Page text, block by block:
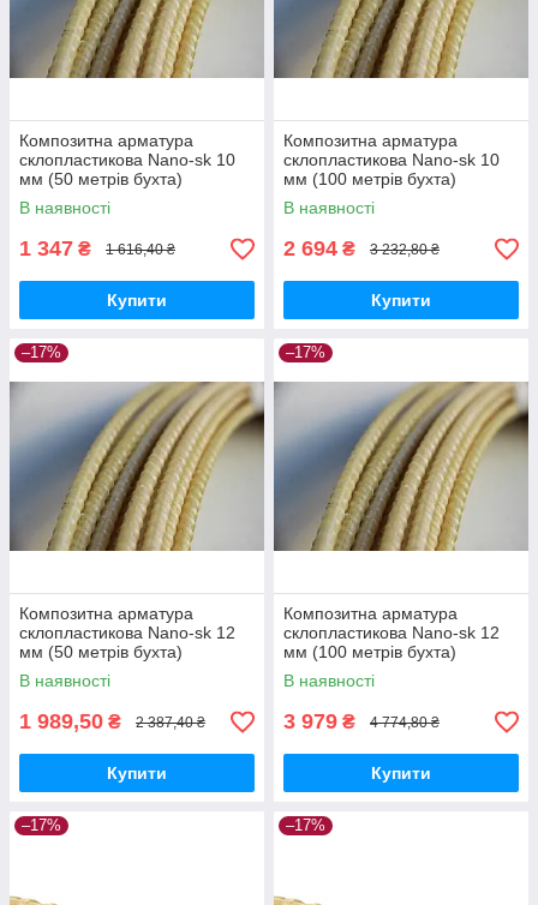
Композитна арматура
склопластикова Nano-sk 10
мм (50 метрів бухта)
В наявності
1 347 ₴ 1 616,40 ₴
Купити
Композитна арматура
склопластикова Nano-sk 10
мм (100 метрів бухта)
В наявності
2 694 ₴ 3 232,80 ₴
Купити
–17%
Композитна арматура
склопластикова Nano-sk 12
мм (50 метрів бухта)
В наявності
1 989,50 ₴ 2 387,40 ₴
Купити
–17%
Композитна арматура
склопластикова Nano-sk 12
мм (100 метрів бухта)
В наявності
3 979 ₴ 4 774,80 ₴
Купити
–17% –17%